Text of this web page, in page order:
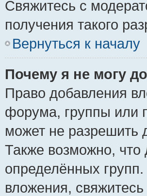
Свяжитесь с
получения такого
Вернуться к началу
Почему я не могу
Право добавления
форума, группы или
может не разрешить
Также возможно, что
определённых
вложения,